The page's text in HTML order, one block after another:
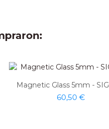
Magnetic Glass 5mm -
60,50 €